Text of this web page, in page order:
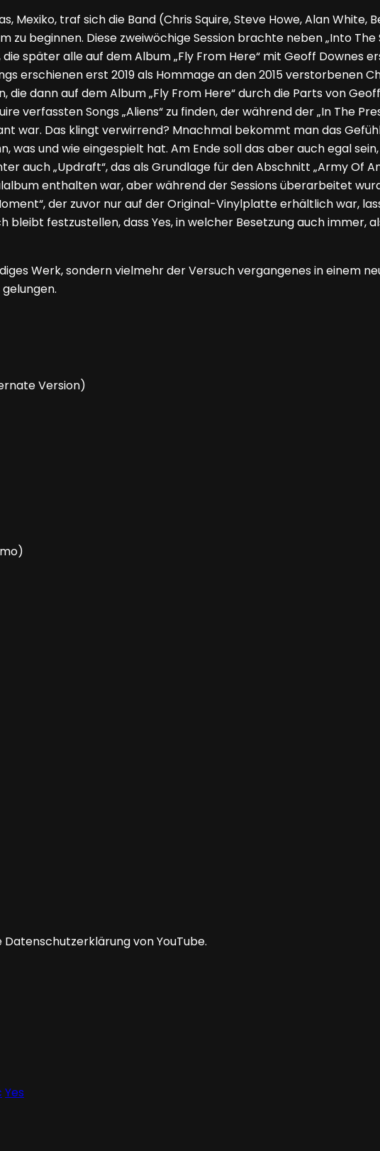
Mexiko, traf sich die Band (Chris Squire, Steve Howe, Alan White,
beginnen. Diese zweiwöchige Session brachte neben „Into The
später alle auf dem Album „Fly From Here“ mit Geoff
erschienen erst 2019 als Hommage an den 2015 verstorbenen
dann auf dem Album „Fly From Here“ durch die Parts von
verfassten Songs „Aliens“ zu finden, der während der „In The
war. Das klingt verwirrend? Mnachmal bekommt man das
was und wie eingespielt hat. Am Ende soll das aber auch egal
auch „Updraft“, das als Grundlage für den Abschnitt „Army Of
enthalten war, aber während der Sessions überarbeitet
der zuvor nur auf der Original-Vinylplatte erhältlich war,
bleibt festzustellen, dass Yes, in welcher Besetzung auch
Werk, sondern vielmehr der Versuch vergangenes in einem
Version)
von YouTube.
Yes